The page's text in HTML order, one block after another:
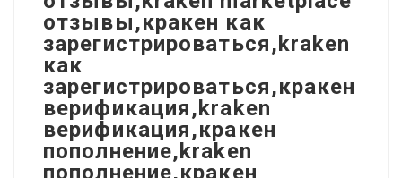
отзывы,кракен как
зарегистрироваться,kraken
как
зарегистрироваться,кракен
верификация,kraken
верификация,кракен
пополнение,kraken
пополнение,кракен